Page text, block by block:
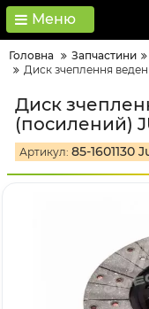
Меню
Головна Запчастини
Диск зчеплення
Диск
(посилений)
Артикул: 85-1601130